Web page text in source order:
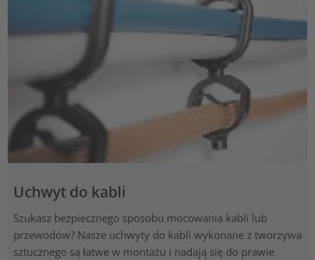
Uchwyt do kabli
Szukasz bezpiecznego sposobu mocowania kabli lub
przewodów? Nasze uchwyty do kabli wykonane z tworzywa
sztucznego są łatwe w montażu i nadają się do prawie